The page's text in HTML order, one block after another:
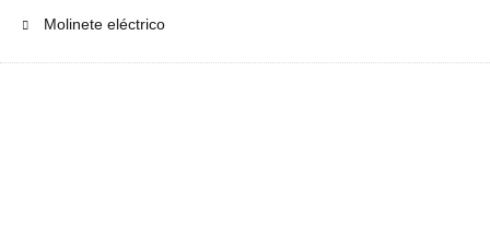
Molinete eléctrico